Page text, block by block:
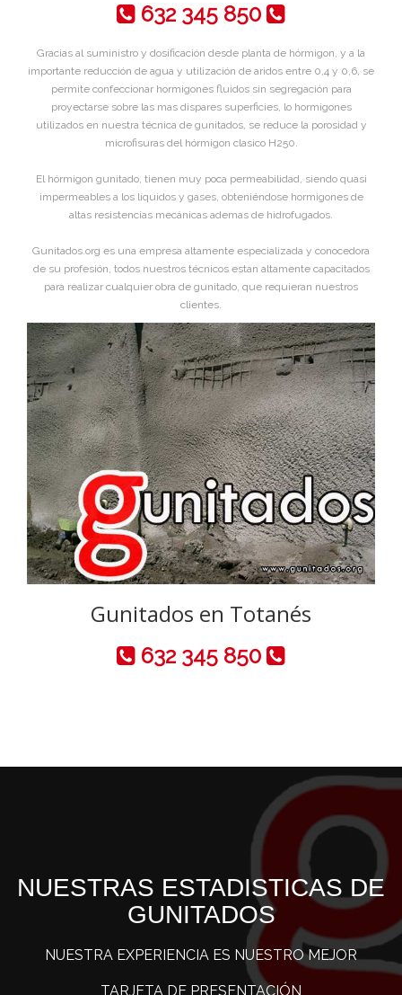
632 345 850
Gracias al suministro y dosificación desde planta de hórmigon, y a la
importante reducción de agua y utilización de aridos entre 0,4 y 0,6, se
permite confeccionar hormigones fluidos sin segregación para
proyectarse sobre las mas dispares superficies, lo hormigones
utilizados en nuestra técnica de gunitados, se reduce la porosidad y
microfisuras del hórmigon clasico H250.
El hórmigon gunitado, tienen muy poca permeabilidad, siendo quasi
impermeables a los líquidos y gases, obteniéndose hormigones de
altas resistencias mecánicas ademas de hidrofugados.
Gunitados.org es una empresa altamente especializada y conocedora
de su profesión, todos nuestros técnicos estan altamente capacitados
para realizar cualquier obra de gunitado, que requieran nuestros
clientes.
Gunitados en Totanés
632 345 850
NUESTRAS ESTADISTICAS DE
GUNITADOS
NUESTRA EXPERIENCIA ES NUESTRO MEJOR
TARJETA DE PRESENTACIÓN